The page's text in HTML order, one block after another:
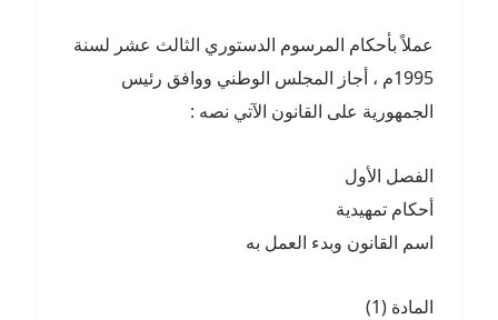
عملاً بأحكام المرسوم الدستوري الثالث عشر لسنة
1995م ، أجاز المجلس الوطني ووافق رئيس
الجمهورية على القانون الآتي نصه :
الفصل الأول
أحكام تمهيدية
اسم القانون وبدء العمل به
المادة (1)